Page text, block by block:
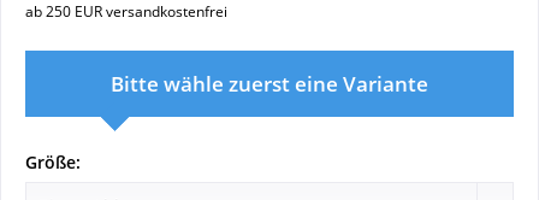
ab 250 EUR versandkostenfrei
Bitte wähle zuerst eine Variante
Größe: